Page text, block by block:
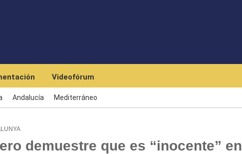
Videofórum
Andalucía Mediterráneo
demuestre que es “inocente” en